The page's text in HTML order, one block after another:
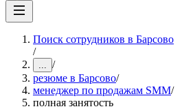
Поиск сотрудников в Барсово
/
... /
резюме в Барсово/
менеджер по продажам SMM/
полная занятость